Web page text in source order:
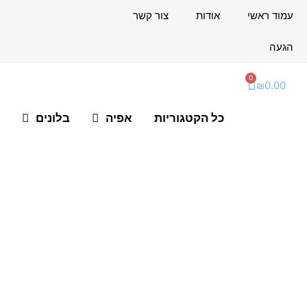
לתוכןעמוד ראשי אודות צור קשר
הגעה
₪0.00
0
עגלת
כל הקטגוריות אפיה בלונים